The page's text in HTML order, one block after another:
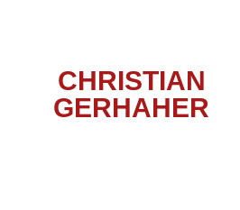
CHRISTIAN
GERHAHER